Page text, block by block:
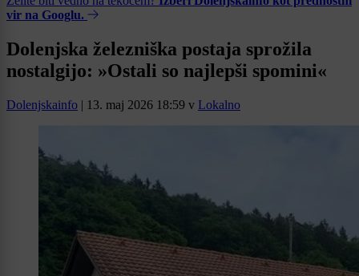
vir na Googlu.
Dolenjska železniška postaja sprožila
nostalgijo: »Ostali so najlepši spomini«
Dolenjskainfo | 13. maj 2026 18:59 v Lokalno